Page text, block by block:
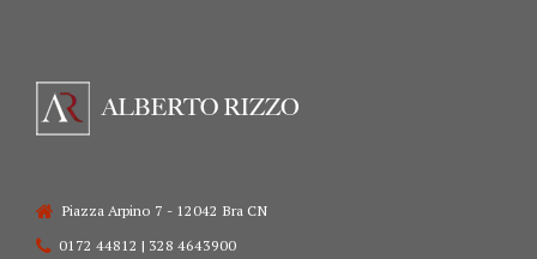
Piazza Arpino 7 - 12042 Bra CN
0172 44812 | 328 4643900